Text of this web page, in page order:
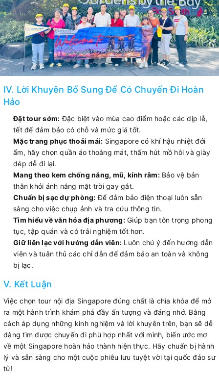
IV. Lời Khuyên Bổ Sung Để Có Chuyến Đi Hoàn
Hảo
Đặt tour sớm: Đặc biệt vào mùa cao điểm hoặc các dịp lễ,
tết để đảm bảo có chỗ và mức giá tốt.
Mặc trang phục thoải mái: Singapore có khí hậu nhiệt đới
ẩm, hãy chọn quần áo thoáng mát, thấm hút mồ hôi và giày
dép dễ đi lại.
Mang theo kem chống nắng, mũ, kính râm:Bảo vệ bản
thân khỏi ánh nắng mặt trời gay gắt.
Chuẩn bị sạc dự phòng: Để đảm bảo điện thoại luôn sẵn
sàng cho việc chụp ảnh và tra cứu thông tin.
Tìm hiểu về văn hóa địa phương:Giúp bạn tôn trọng phong
tục, tập quán và có trải nghiệm tốt hơn.
Giữ liên lạc với hướng dẫn viên: Luôn chú ý đến hướng dẫn
viên và tuân thủ các chỉ dẫn để đảm bảo an toàn và không
bị lạc.
V. Kết Luận
Việc chọn tour nội địa Singapore đúng chất là chìa khóa để mở
ra một hành trình khám phá đầy ấn tượng và đáng nhớ. Bằng
cách áp dụng những kinh nghiệm và lời khuyên trên, bạn sẽ dễ
dàng tìm được chuyến đi phù hợp nhất với mình, biến ước mơ
về một Singapore hoàn hảo thành hiện thực. Hãy chuẩn bị hành
lý và sẵn sàng cho một cuộc phiêu lưu tuyệt vời tại quốc đảo sư
tử!